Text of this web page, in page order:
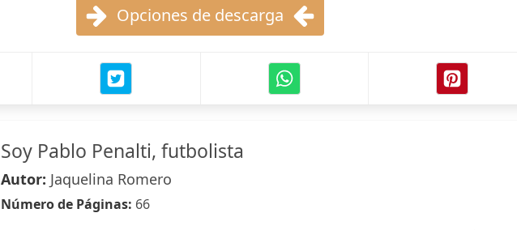
Opciones de descarga
Soy Pablo Penalti, futbolista
Autor: Jaquelina Romero
Número de Páginas: 66